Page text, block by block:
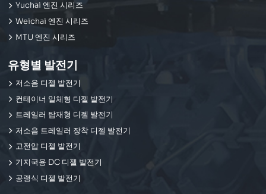
Yuchai 엔진 시리즈
Weichai 엔진 시리즈
MTU 엔진 시리즈
유형별 발전기
저소음 디젤 발전기
컨테이너 일체형 디젤 발전기
트레일러 탑재형 디젤 발전기
저소음 트레일러 장착 디젤 발전기
고전압 디젤 발전기
기지국용 DC 디젤 발전기
공랭식 디젤 발전기